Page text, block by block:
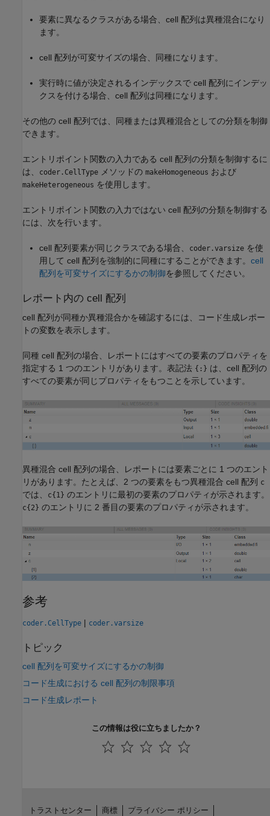
要素に異なるクラスがある場合、cell 配列は異種混合になり
ます。
cell 配列が可変サイズの場合、同種になります。
実行時に値が決定されるインデックスで cell 配列にインデッ
クスを付ける場合、cell 配列は同種になります。
その他の cell 配列では、同種または異種混合としての分類を制御
できます。
エントリポイント関数の入力である cell 配列の分類を制御するに
は、
coder.CellType メソッドの makeHomogeneous および
makeHeterogeneous を使用します。
エントリポイント関数の入力ではない cell 配列の分類を制御する
には、次を行います。
cell 配列要素が同じクラスである場合、 coder.varsize を使
用して cell 配列を強制的に同種にすることができます。 cell
配列を可変サイズにするかの制御を参照してください。
レポート内の cell 配列
cell 配列が同種か異種混合かを確認するには、 コード生成レポー
トの変数を表示します。
同種 cell 配列の場合、レポートにはすべての要素のプロパティを
指定する 1 つのエントリがあります。表記法 {:} は、cell 配列の
すべての要素が同じプロパティをもつことを示しています。
異種混合 cell 配列の場合、レポートには要素ごとに 1 つのエント
リがあります。たとえば、2 つの要素をもつ異種混合 cell 配列
c
では、 c{1} のエントリに最初の要素のプロパティが示されます。
c{2} のエントリに 2 番目の要素のプロパティが示されます。
参考
coder.CellType | coder.varsize
トピック
cell 配列を可変サイズにするかの制御
コード生成における cell 配列の制限事項
コード生成レポート
この情報は役に立ちましたか？
トラストセンター 商標 プライバシー ポリシー